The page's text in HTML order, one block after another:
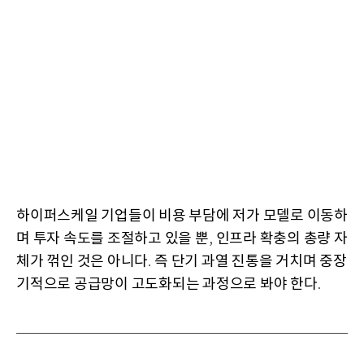
하이퍼스케일 기업들이 비용 부담에 저가 모델로 이동하
며 투자 속도를 조절하고 있을 뿐, 인프라 확충의 총량 자
체가 꺾인 것은 아니다. 즉 단기 과열 진통을 거치며 중장
기적으로 공급망이 고도화되는 과정으로 봐야 한다.